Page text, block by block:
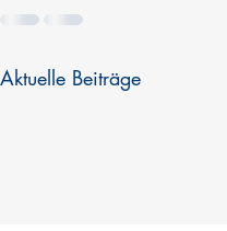
Aktuelle Beiträge